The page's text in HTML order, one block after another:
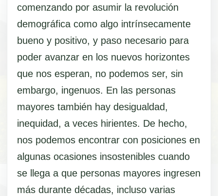
comenzando por asumir la revolución
demográfica como algo intrínsecamente
bueno y positivo, y paso necesario para
poder avanzar en los nuevos horizontes
que nos esperan, no podemos ser, sin
embargo, ingenuos. En las personas
mayores también hay desigualdad,
inequidad, a veces hirientes. De hecho,
nos podemos encontrar con posiciones en
algunas ocasiones insostenibles cuando
se llega a que personas mayores ingresen
más durante décadas, incluso varias